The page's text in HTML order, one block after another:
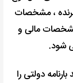
، مشخصات
مالی و
شود.
دولتی را